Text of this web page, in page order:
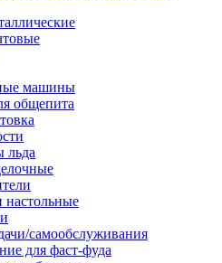
машины
общепита
льда
самообслуживания
для фаст-фуда